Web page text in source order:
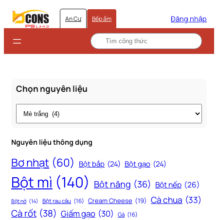
An Cư Bếp ấm Đăng nhập
Chọn nguyên liệu
Thẻ
Nguyên liệu thông dụng
Bơ nhạt (60) Bột bắp (24) Bột gạo (24)
Bột mì (140) Bột năng (36) Bột nếp (26)
Bột nở (14) Bột rau câu (16) Cream Cheese (19) Cà chua (33)
Cà rốt (38) Giấm gạo (30) Gà (16)